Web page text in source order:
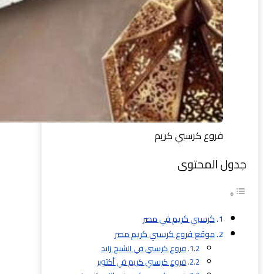
فروع كرسبي كريم
جدول المحتوى
كرسبي كريم في مصر
موقع فروع كرسبي كريم مصر
فروع كرسبي في الشيخ زايد
فروع كرسبي كريم في أكتوبر